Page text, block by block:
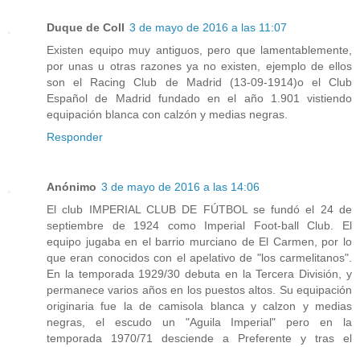
Duque de Coll 3 de mayo de 2016 a las 11:07
Existen equipo muy antiguos, pero que lamentablemente,
por unas u otras razones ya no existen, ejemplo de ellos
son el Racing Club de Madrid (13-09-1914)o el Club
Español de Madrid fundado en el año 1.901 vistiendo
equipación blanca con calzón y medias negras.
Responder
Anónimo 3 de mayo de 2016 a las 14:06
El club IMPERIAL CLUB DE FÚTBOL se fundó el 24 de
septiembre de 1924 como Imperial Foot-ball Club. El
equipo jugaba en el barrio murciano de El Carmen, por lo
que eran conocidos con el apelativo de "los carmelitanos".
En la temporada 1929/30 debuta en la Tercera División, y
permanece varios años en los puestos altos. Su equipación
originaria fue la de camisola blanca y calzon y medias
negras, el escudo un "Aguila Imperial" pero en la
temporada 1970/71 desciende a Preferente y tras el